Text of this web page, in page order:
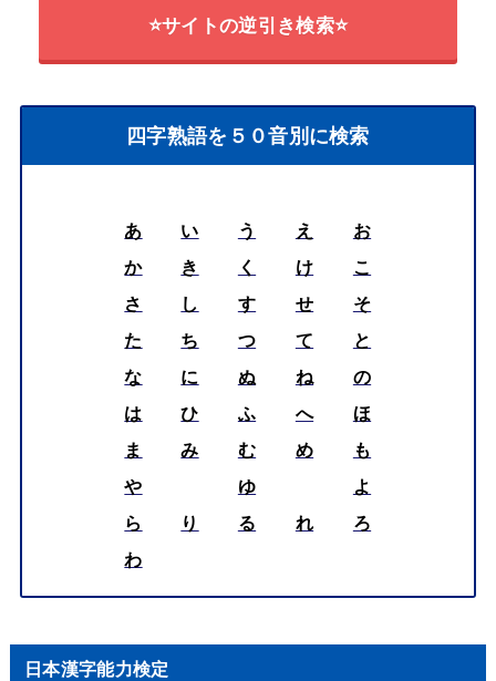
⭐サイトの逆引き検索⭐
四字熟語を５０音別に検索
あ い う え
お
か
き く け
こ
さ
し す せ
そ
た
ち つ て
と
な
に ぬ ね
の
は
ひ ふ へ
ほ
ま
み む め
も
や
ゆ
よ
ら
り る れ
ろ
わ
日本漢字能力検定